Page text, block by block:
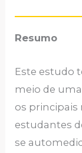
Resumo
Este estudo
meio de
os principais
estudantes
se